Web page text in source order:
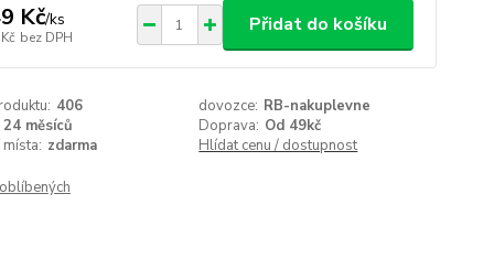
Kč/ks
bez DPH
Přidat do košíku
406 dovozce: RB-nakuplevne
24 měsíců
Doprava: Od 49kč
zdarma Hlídat cenu / dostupnost